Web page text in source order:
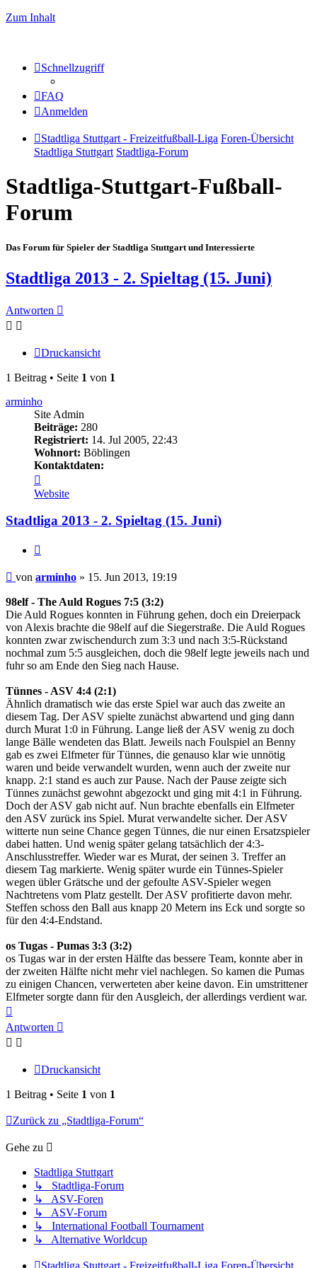
Zum Inhalt
Schnellzugriff
FAQ
Anmelden
Stadtliga Stuttgart - Freizeitfußball-Liga Foren-Übersicht
Stadtliga Stuttgart Stadtliga-Forum
Stadtliga-Stuttgart-Fußball-
Forum
Das Forum für Spieler der Stadtliga Stuttgart und Interessierte
Stadtliga 2013 - 2. Spieltag (15. Juni)
Antworten
Druckansicht
1 Beitrag • Seite 1 von 1
arminho
Site Admin
Beiträge: 280
Registriert: 14. Jul 2005, 22:43
Wohnort: Böblingen
Kontaktdaten:
von
arminho
Website
Stadtliga 2013 - 2. Spieltag (15. Juni)
Beitrag
von arminho » 15. Jun 2013, 19:19
98elf - The Auld Rogues 7:5 (3:2)
Die Auld Rogues konnten in Führung gehen, doch ein Dreierpack
von Alexis brachte die 98elf auf die Siegerstraße. Die Auld Rogues
konnten zwar zwischendurch zum 3:3 und nach 3:5-Rückstand
nochmal zum 5:5 ausgleichen, doch die 98elf legte jeweils nach und
fuhr so am Ende den Sieg nach Hause.
Tünnes - ASV 4:4 (2:1)
Ähnlich dramatisch wie das erste Spiel war auch das zweite an
diesem Tag. Der ASV spielte zunächst abwartend und ging dann
durch Murat 1:0 in Führung. Lange ließ der ASV wenig zu doch
lange Bälle wendeten das Blatt. Jeweils nach Foulspiel an Benny
gab es zwei Elfmeter für Tünnes, die genauso klar wie unnötig
waren und beide verwandelt wurden, wenn auch der zweite nur
knapp. 2:1 stand es auch zur Pause. Nach der Pause zeigte sich
Tünnes zunächst gewohnt abgezockt und ging mit 4:1 in Führung.
Doch der ASV gab nicht auf. Nun brachte ebenfalls ein Elfmeter
den ASV zurück ins Spiel. Murat verwandelte sicher. Der ASV
witterte nun seine Chance gegen Tünnes, die nur einen Ersatzspieler
dabei hatten. Und wenig später gelang tatsächlich der 4:3-
Anschlusstreffer. Wieder war es Murat, der seinen 3. Treffer an
diesem Tag markierte. Wenig später wurde ein Tünnes-Spieler
wegen übler Grätsche und der gefoulte ASV-Spieler wegen
Nachtretens vom Platz gestellt. Der ASV profitierte davon mehr.
Steffen schoss den Ball aus knapp 20 Metern ins Eck und sorgte so
für den 4:4-Endstand.
os Tugas - Pumas 3:3 (3:2)
os Tugas war in der ersten Hälfte das bessere Team, konnte aber in
der zweiten Hälfte nicht mehr viel nachlegen. So kamen die Pumas
zu einigen Chancen, verwerteten aber keine davon. Ein umstrittener
Elfmeter sorgte dann für den Ausgleich, der allerdings verdient war.
oben
Antworten
Druckansicht
1 Beitrag • Seite 1 von 1
Zurück zu „Stadtliga-Forum“
Gehe zu
Stadtliga Stuttgart
↳ Stadtliga-Forum
↳ ASV-Foren
↳ ASV-Forum
↳ International Football Tournament
↳ Alternative Worldcup